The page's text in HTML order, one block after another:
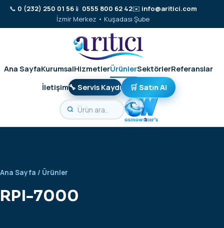
📞 0 (232) 250 01 56📱 0555 800 62 42✉️ info@aritici.com
İzmir Merkez • Kuşadası Şube
Ana SayfaKurumsalHizmetlerÜrünlerSektörlerReferanslar
İletişim🔧 Servis Kaydı 🛒 Satın Al
Ana Sayfa / Ürünler
RPI-7000